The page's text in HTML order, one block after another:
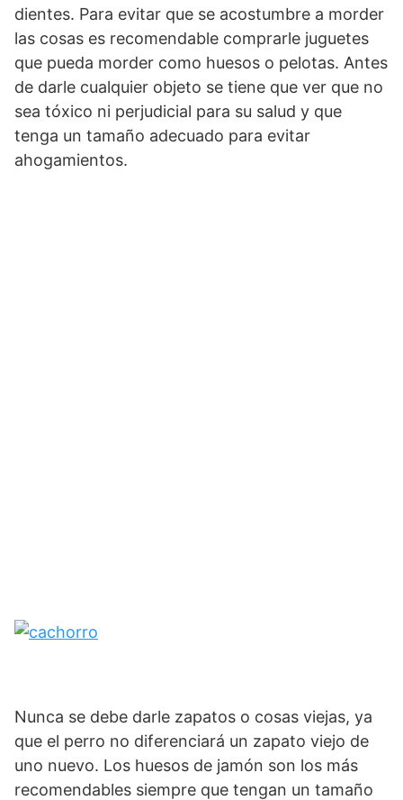
dientes. Para evitar que se acostumbre a morder
las cosas es recomendable comprarle juguetes
que pueda morder como huesos o pelotas. Antes
de darle cualquier objeto se tiene que ver que no
sea tóxico ni perjudicial para su salud y que
tenga un tamaño adecuado para evitar
ahogamientos.
Nunca se debe darle zapatos o cosas viejas, ya
que el perro no diferenciará un zapato viejo de
uno nuevo. Los huesos de jamón son los más
recomendables siempre que tengan un tamaño